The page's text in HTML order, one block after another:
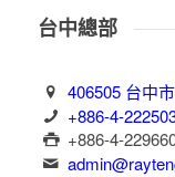
台中總部
406505 台中
+886-4-
+886-4-